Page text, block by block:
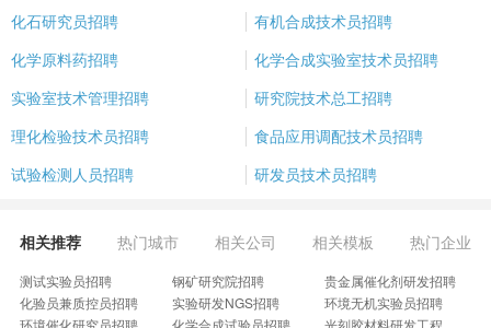
化石研究员招聘
有机合成技术员招聘
化学原料药招聘
化学合成实验室技术员招聘
实验室技术管理招聘
研究院技术总工招聘
理化检验技术员招聘
食品应用调配技术员招聘
试验检测人员招聘
研发员技术员招聘
相关推荐 热门城市 相关公司 相关模板 热门企业
测试实验员招聘 钢矿研究院招聘
贵金属催化剂研发招聘
化验员兼质控员招聘
实验研发NGS招聘
环境无机实验员招聘
环境催化研究员招聘
化学合成试验员招聘